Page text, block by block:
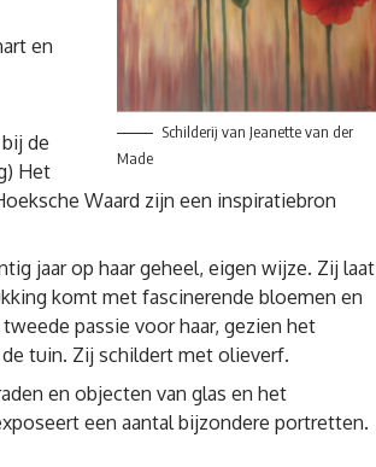
Schilderij van Jeanette van der
Made
en
de
Het
Waard zijn een inspiratiebron
jaar op haar geheel, eigen wijze. Zij laat
komt met fascinerende bloemen en
passie voor haar, gezien het
tuin. Zij schildert met olieverf.
en objecten van glas en het
een aantal bijzondere portretten.